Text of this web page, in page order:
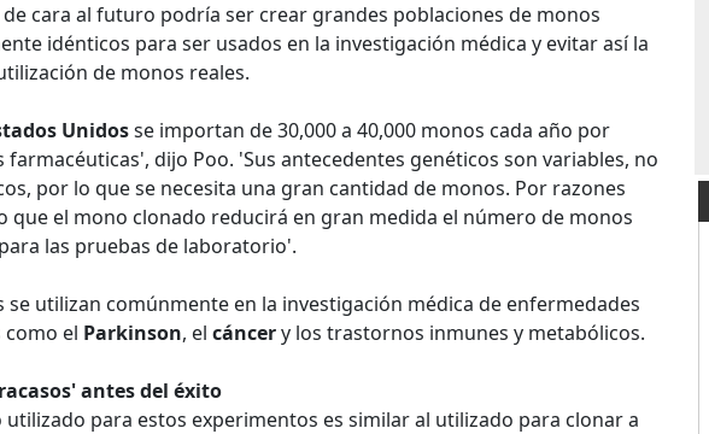
de cara al futuro podría ser crear grandes poblaciones de monos
idénticos para ser usados en la investigación médica y evitar así la
de monos reales.
Unidosse importan de 30,000 a 40,000 monos cada año por
farmacéuticas', dijo Poo. 'Sus antecedentes genéticos son variables, no
por lo que se necesita una gran cantidad de monos. Por razones
que el mono clonado reducirá en gran medida el número de monos
las pruebas de laboratorio'.
se utilizan comúnmente en la investigación médica de enfermedades
como el Parkinson, el cáncery los trastornos inmunes y metabólicos.
antes del éxito
utilizado para estos experimentos es similar al utilizado para clonar a